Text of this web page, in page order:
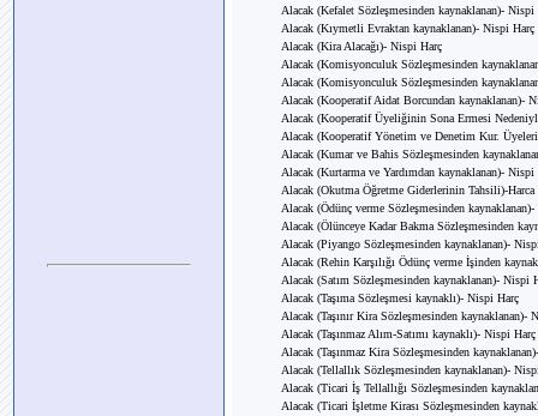
Alacak (Kefalet Sözleşmesinden kaynaklanan)- Nispi
Alacak (Kıymetli Evraktan kaynaklanan)- Nispi Harç
Alacak (Kira Alacağı)- Nispi Harç
Alacak (Komisyonculuk Sözleşmesinden
Alacak (Komisyonculuk Sözleşmesinden
Alacak (Kooperatif Aidat Borcundan kaynaklanan)-
Alacak (Kooperatif Üyeliğinin Sona Ermesi
Alacak (Kooperatif Yönetim ve Denetim Kur.
Alacak (Kumar ve Bahis Sözleşmesinden
Alacak (Kurtarma ve Yardımdan kaynaklanan)- Nispi
Alacak (Okutma Öğretme Giderlerinin Tahsili)-
Alacak (Ödünç verme Sözleşmesinden
Alacak (Ölünceye Kadar Bakma Sözleşmesinden
Alacak (Piyango Sözleşmesinden kaynaklanan)-
Alacak (Rehin Karşılığı Ödünç verme İşinden
Alacak (Satım Sözleşmesinden kaynaklanan)- Nispi
Alacak (Taşıma Sözleşmesi kaynaklı)- Nispi Harç
Alacak (Taşınır Kira Sözleşmesinden kaynaklanan)-
Alacak (Taşınmaz Alım-Satımı kaynaklı)- Nispi Harç
Alacak (Taşınmaz Kira Sözleşmesinden
Alacak (Tellallık Sözleşmesinden kaynaklanan)-
Alacak (Ticari İş Tellallığı Sözleşmesinden
Alacak (Ticari İşletme Kirası Sözleşmesinden